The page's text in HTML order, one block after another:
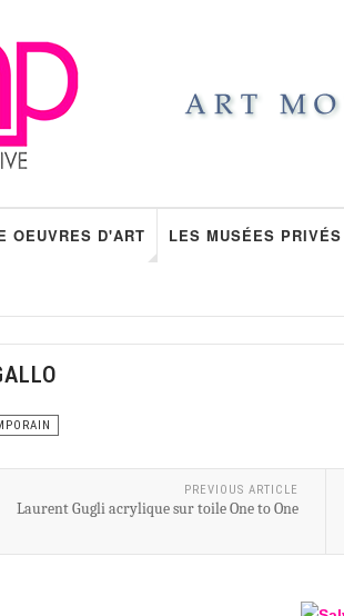
OEUVRES D'ART LES MUSÉES PRIVÉS
PREVIOUS ARTICLE
Laurent Gugli acrylique sur toile One to One